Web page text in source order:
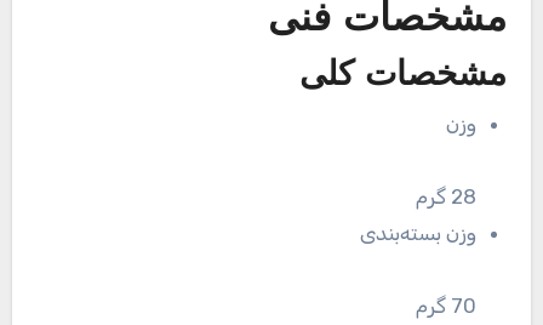
مشخصات فنی
مشخصات کلی
وزن
28 گرم
وزن بسته‌بندی
70 گرم